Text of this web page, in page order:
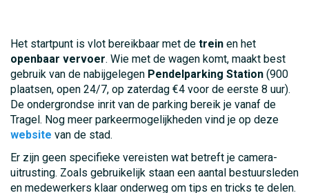
Het startpunt is vlot bereikbaar met de trein en het
openbaar vervoer. Wie met de wagen komt, maakt best
gebruik van de nabijgelegen Pendelparking Station (900
plaatsen, open 24/7, op zaterdag €4 voor de eerste 8 uur).
De ondergrondse inrit van de parking bereik je vanaf de
Tragel. Nog meer parkeermogelijkheden vind je op deze
website van de stad.
Er zijn geen specifieke vereisten wat betreft je camera-
uitrusting. Zoals gebruikelijk staan een aantal bestuursleden
en medewerkers klaar onderweg om tips en tricks te delen.